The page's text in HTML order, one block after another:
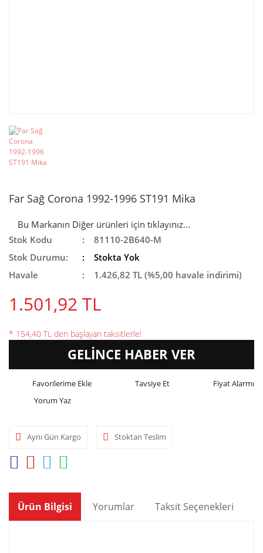
Far Sağ Corona 1992-1996 ST191 Mika
Bu Markanın Diğer ürünleri için tıklayınız...
Stok Kodu
81110-2B640-M
Stok Durumu:
Stokta Yok
Havale
1.426,82 TL (%5,00 havale indirimi)
1.501,92 TL
* 154,40 TL den başlayan taksitlerle!
GELİNCE HABER VER
Tavsiye Et
Fiyat Alarmı
Yorum Yaz
Aynı Gün Kargo Stoktan Teslim
Ürün Bilgisi Yorumlar Taksit Seçenekleri